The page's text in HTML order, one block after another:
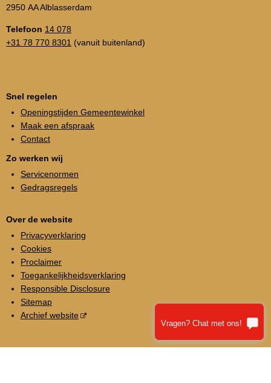
2950 AA Alblasserdam
Telefoon 14 078
+31 78 770 8301 (vanuit buitenland)
Snel regelen
Openingstijden Gemeentewinkel
Maak een afspraak
Contact
Zo werken wij
Servicenormen
Gedragsregels
Over de website
Privacyverklaring
Cookies
Proclaimer
Toegankelijkheidsverklaring
Responsible Disclosure
Sitemap
Archief website